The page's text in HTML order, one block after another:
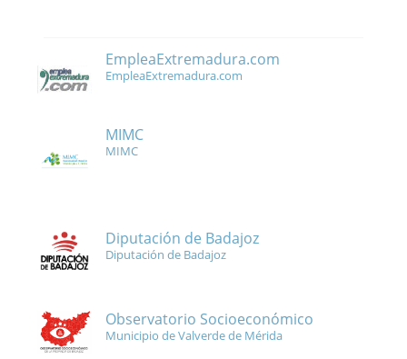
EmpleaExtremadura.com
EmpleaExtremadura.com
MIMC
MIMC
Diputación de Badajoz
Diputación de Badajoz
Observatorio Socioeconómico
Municipio de Valverde de Mérida